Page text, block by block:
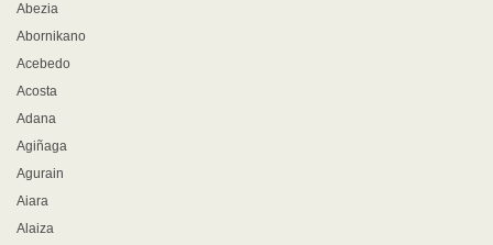
Abezia
Abornikano
Acebedo
Acosta
Adana
Agiñaga
Agurain
Aiara
Alaiza